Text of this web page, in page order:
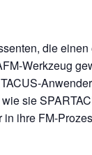
die
Werkzeug
sie
in ihre FM-